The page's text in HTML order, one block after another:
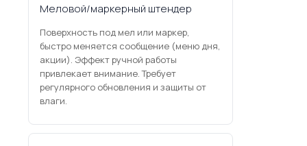
Меловой/маркерный штендер
Поверхность под мел или маркер,
быстро меняется сообщение (меню дня,
акции). Эффект ручной работы
привлекает внимание. Требует
регулярного обновления и защиты от
влаги.